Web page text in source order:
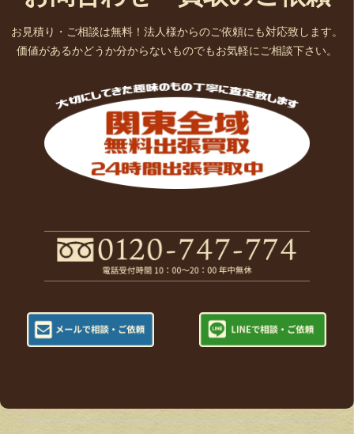
お見積り・ご相談は無料！法人様からのご依頼にも対応致します。
価値があるかどうか分からないものでもお気軽にご相談下さい。